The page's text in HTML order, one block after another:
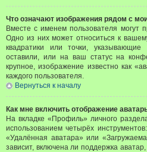
Что означают изображения рядом с
Вместе с именем пользователя могут
Одно из них может относиться к
квадратики или точки,
оставили, или на ваш статус на
крупное, изображение известно как
каждого пользователя.
Вернуться к началу
Как мне включить отображение
На вкладке «Профиль» личного
использованием четырёх
«Удалённая аватара» или
зависит, включена ли поддержка